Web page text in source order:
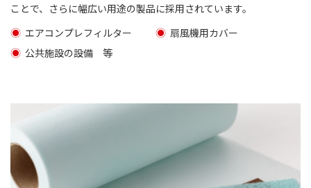
ことで、さらに幅広い用途の製品に採用されています。
エアコンプレフィルター
扇風機用カバー
公共施設の設備